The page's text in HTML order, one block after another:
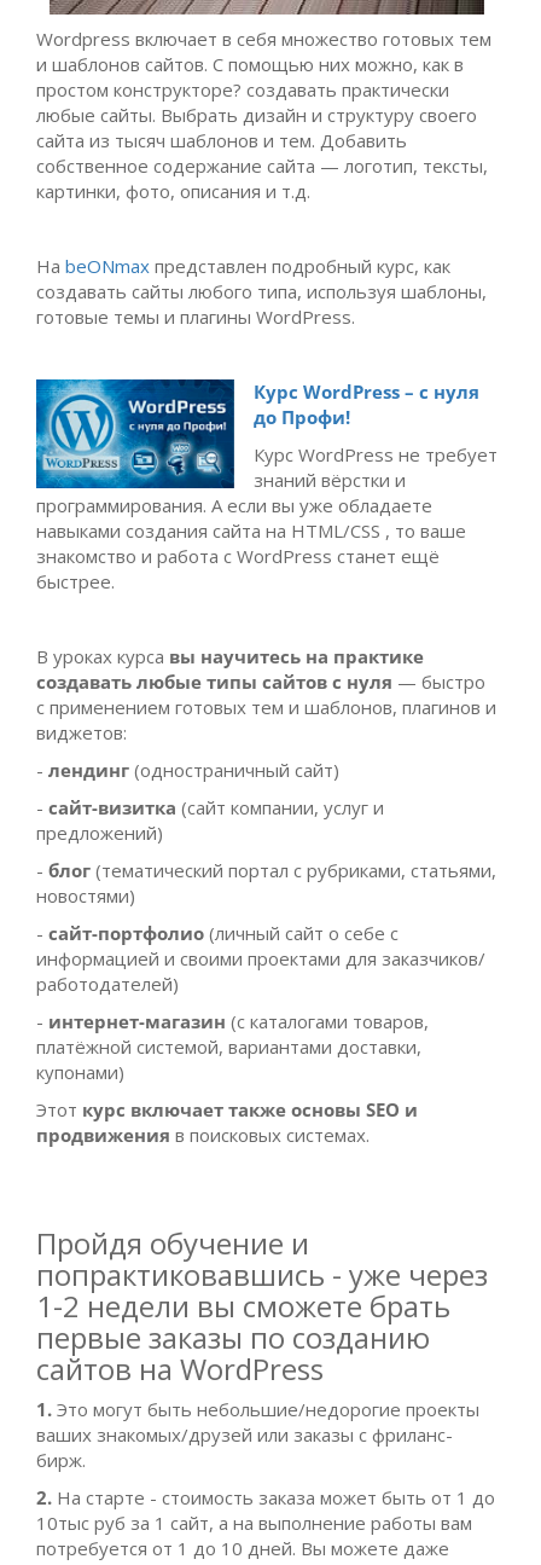
Wordpress включает в себя множество готовых тем
и шаблонов сайтов. С помощью них можно, как в
простом конструкторе? создавать практически
любые сайты. Выбрать дизайн и структуру своего
сайта из тысяч шаблонов и тем. Добавить
собственное содержание сайта — логотип, тексты,
картинки, фото, описания и т.д.
На beONmax представлен подробный курс, как
создавать сайты любого типа, используя шаблоны,
готовые темы и плагины WordPress.
Курс WordPress – с нуля
до Профи!
Курс WordPress не требует
знаний вёрстки и
программирования. А если вы уже обладаете
навыками создания сайта на HTML/CSS , то ваше
знакомство и работа с WordPress станет ещё
быстрее.
В уроках курса вы научитесь на практике
создавать любые типы сайтов с нуля — быстро
с применением готовых тем и шаблонов, плагинов и
виджетов:
- лендинг (одностраничный сайт)
- сайт-визитка (сайт компании, услуг и
предложений)
- блог (тематический портал с рубриками, статьями,
новостями)
- сайт-портфолио (личный сайт о себе с
информацией и своими проектами для заказчиков/
работодателей)
- интернет-магазин (с каталогами товаров,
платёжной системой, вариантами доставки,
купонами)
Этот курс включает также основы SEO и
продвижения в поисковых системах.
Пройдя обучение и
попрактиковавшись - уже через
1-2 недели вы сможете брать
первые заказы по созданию
сайтов на WordPress
1. Это могут быть небольшие/недорогие проекты
ваших знакомых/друзей или заказы с фриланс-
бирж.
2. На старте - стоимость заказа может быть от 1 до
10тыс руб за 1 сайт, а на выполнение работы вам
потребуется от 1 до 10 дней. Вы можете даже